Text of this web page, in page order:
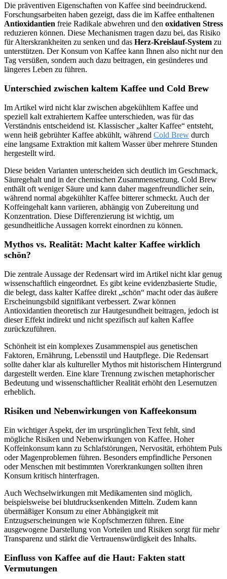
Die präventiven Eigenschaften von Kaffee sind beeindruckend.
Forschungsarbeiten haben gezeigt, dass die im Kaffee enthaltenen
Antioxidantien freie Radikale abwehren und den oxidativen Stress
reduzieren können. Diese Mechanismen tragen dazu bei, das Risiko
für Alterskrankheiten zu senken und das Herz-Kreislauf-System zu
unterstützen. Der Konsum von Kaffee kann Ihnen also nicht nur den
Tag versüßen, sondern auch dazu beitragen, ein gesünderes und
längeres Leben zu führen.
Unterschied zwischen kaltem Kaffee und Cold Brew
Im Artikel wird nicht klar zwischen abgekühltem Kaffee und
speziell kalt extrahiertem Kaffee unterschieden, was für das
Verständnis entscheidend ist. Klassischer „kalter Kaffee“ entsteht,
wenn heiß gebrühter Kaffee abkühlt, während Cold Brew durch
eine langsame Extraktion mit kaltem Wasser über mehrere Stunden
hergestellt wird.
Diese beiden Varianten unterscheiden sich deutlich im Geschmack,
Säuregehalt und in der chemischen Zusammensetzung. Cold Brew
enthält oft weniger Säure und kann daher magenfreundlicher sein,
während normal abgekühlter Kaffee bitterer schmeckt. Auch der
Koffeingehalt kann variieren, abhängig von Zubereitung und
Konzentration. Diese Differenzierung ist wichtig, um
gesundheitliche Aussagen korrekt einordnen zu können.
Mythos vs. Realität: Macht kalter Kaffee wirklich
schön?
Die zentrale Aussage der Redensart wird im Artikel nicht klar genug
wissenschaftlich eingeordnet. Es gibt keine evidenzbasierte Studie,
die belegt, dass kalter Kaffee direkt „schön“ macht oder das äußere
Erscheinungsbild signifikant verbessert. Zwar können
Antioxidantien theoretisch zur Hautgesundheit beitragen, jedoch ist
dieser Effekt indirekt und nicht spezifisch auf kalten Kaffee
zurückzuführen.
Schönheit ist ein komplexes Zusammenspiel aus genetischen
Faktoren, Ernährung, Lebensstil und Hautpflege. Die Redensart
sollte daher klar als kultureller Mythos mit historischem Hintergrund
dargestellt werden. Eine klare Trennung zwischen metaphorischer
Bedeutung und wissenschaftlicher Realität erhöht den Lesernutzen
erheblich.
Risiken und Nebenwirkungen von Kaffeekonsum
Ein wichtiger Aspekt, der im ursprünglichen Text fehlt, sind
mögliche Risiken und Nebenwirkungen von Kaffee. Hoher
Koffeinkonsum kann zu Schlafstörungen, Nervosität, erhöhtem Puls
oder Magenproblemen führen. Besonders empfindliche Personen
oder Menschen mit bestimmten Vorerkrankungen sollten ihren
Konsum kritisch hinterfragen.
Auch Wechselwirkungen mit Medikamenten sind möglich,
beispielsweise bei blutdrucksenkenden Mitteln. Zudem kann
übermäßiger Konsum zu einer Abhängigkeit mit
Entzugserscheinungen wie Kopfschmerzen führen. Eine
ausgewogene Darstellung von Vorteilen und Risiken sorgt für mehr
Transparenz und stärkt die Vertrauenswürdigkeit des Inhalts.
Einfluss von Kaffee auf die Haut: Fakten statt
Vermutungen